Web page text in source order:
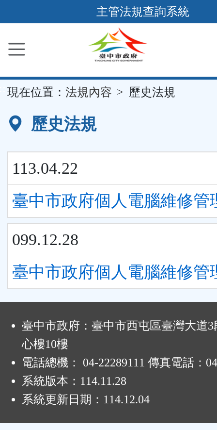
到
要
容
區
主管法規查詢系統
現在位置： 法規內容 歷史法規
歷史法規
113.04.22
臺中市政府個人電腦維修管
099.12.28
臺中市政府個人電腦維修管
臺中市政府：臺中市西屯區臺灣大道3
心樓10樓
電話總機： 04-22289111 傳真電話：
系統版本： 114.11.28
系統更新日期： 114.12.04